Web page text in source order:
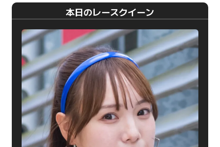
本日のレースクイーン